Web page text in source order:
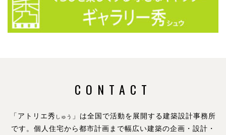
CONTACT
「アトリエ秀 しゅう
」は全国で活動を展開する建築設計事務所
です。 個人住宅から都市計画まで幅広い建築の企画・設計・